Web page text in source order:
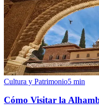
Cultura y Patrimonio5 min
Cómo Visitar la